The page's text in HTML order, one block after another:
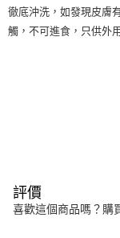
徹底沖洗，如發現皮膚
觸，不可進食，只供外
評價
喜歡這個商品嗎？購